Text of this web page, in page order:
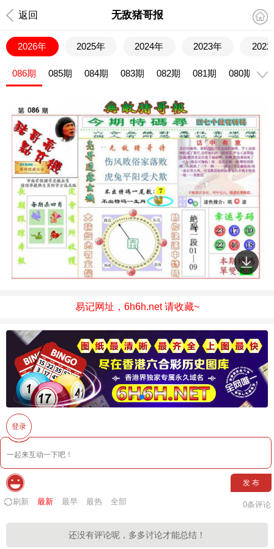
返回 无敌猪哥报
2026年 2025年 2024年 2023年 2022
086期 085期 084期 083期 082期 081期 080期
易记网址，6h6h.net 请收藏~
登录
发 布
刷新 最新 最早 最热 全部 0条评论
还没有评论呢，多多讨论才能总结！